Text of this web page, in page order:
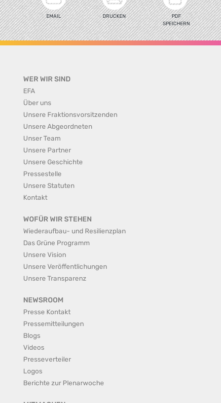
EMAIL DRUCKEN
PDF
SPEICHERN
WER WIR SIND
EFA
Über uns
Unsere Fraktionsvorsitzenden
Unsere Abgeordneten
Unser Team
Unsere Partner
Unsere Geschichte
Pressestelle
Unsere Statuten
Kontakt
WOFÜR WIR STEHEN
Wiederaufbau- und Resilienzplan
Das Grüne Programm
Unsere Vision
Unsere Veröffentlichungen
Unsere Transparenz
NEWSROOM
Presse Kontakt
Pressemitteilungen
Blogs
Videos
Presseverteiler
Logos
Berichte zur Plenarwoche